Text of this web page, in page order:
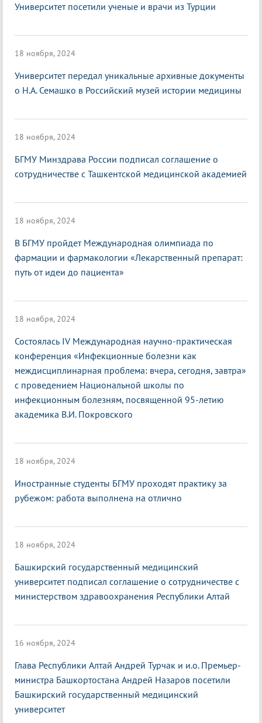
Университет посетили ученые и врачи из Турции
18 ноября, 2024
Университет передал уникальные архивные документы
о Н.А. Семашко в Российский музей истории медицины
18 ноября, 2024
БГМУ Минздрава России подписал соглашение о
сотрудничестве с Ташкентской медицинской академией
18 ноября, 2024
В БГМУ пройдет Международная олимпиада по
фармации и фармакологии «Лекарственный препарат:
путь от идеи до пациента»
18 ноября, 2024
Состоялась IV Международная научно-практическая
конференция «Инфекционные болезни как
междисциплинарная проблема: вчера, сегодня, завтра»
с проведением Национальной школы по
инфекционным болезням, посвященной 95-летию
академика В.И. Покровского
18 ноября, 2024
Иностранные студенты БГМУ проходят практику за
рубежом: работа выполнена на отлично
18 ноября, 2024
Башкирский государственный медицинский
университет подписал соглашение о сотрудничестве с
министерством здравоохранения Республики Алтай
16 ноября, 2024
Глава Республики Алтай Андрей Турчак и и.о. Премьер-
министра Башкортостана Андрей Назаров посетили
Башкирский государственный медицинский
университет